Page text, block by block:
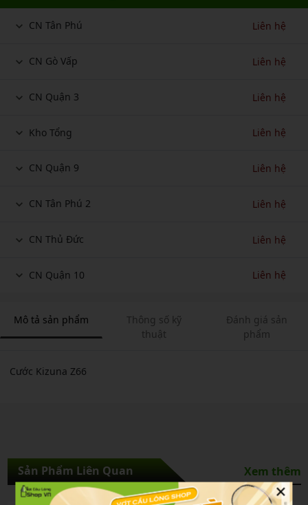
CN Tân Phú Liên hệ
CN Gò Vấp Liên hệ
CN Quận 3 Liên hệ
Kho Tổng Liên hệ
CN Quận 9 Liên hệ
CN Tân Phú 2 Liên hệ
CN Thủ Đức Liên hệ
CN Quận 10 Liên hệ
Mô tả sản phẩm
Thông số kỹ
thuật
Đánh giá sản
phẩm
Cước Kizuna Z66
Sản Phẩm Liên Quan Xem thêm
×